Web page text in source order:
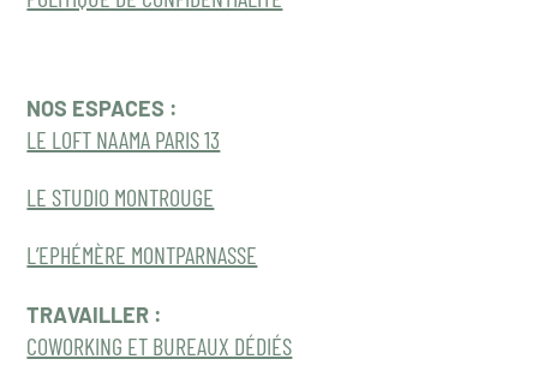
NOS ESPACES :
LE LOFT NAAMA PARIS 13
LE STUDIO MONTROUGE
L’EPHÉMÈRE MONTPARNASSE
TRAVAILLER :
COWORKING ET BUREAUX DÉDIÉS